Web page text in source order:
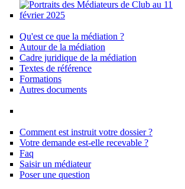
Qu'est ce que la médiation ?
Autour de la médiation
Cadre juridique de la médiation
Textes de référence
Formations
Autres documents
Comment est instruit votre dossier ?
Votre demande est-elle recevable ?
Faq
Saisir un médiateur
Poser une question